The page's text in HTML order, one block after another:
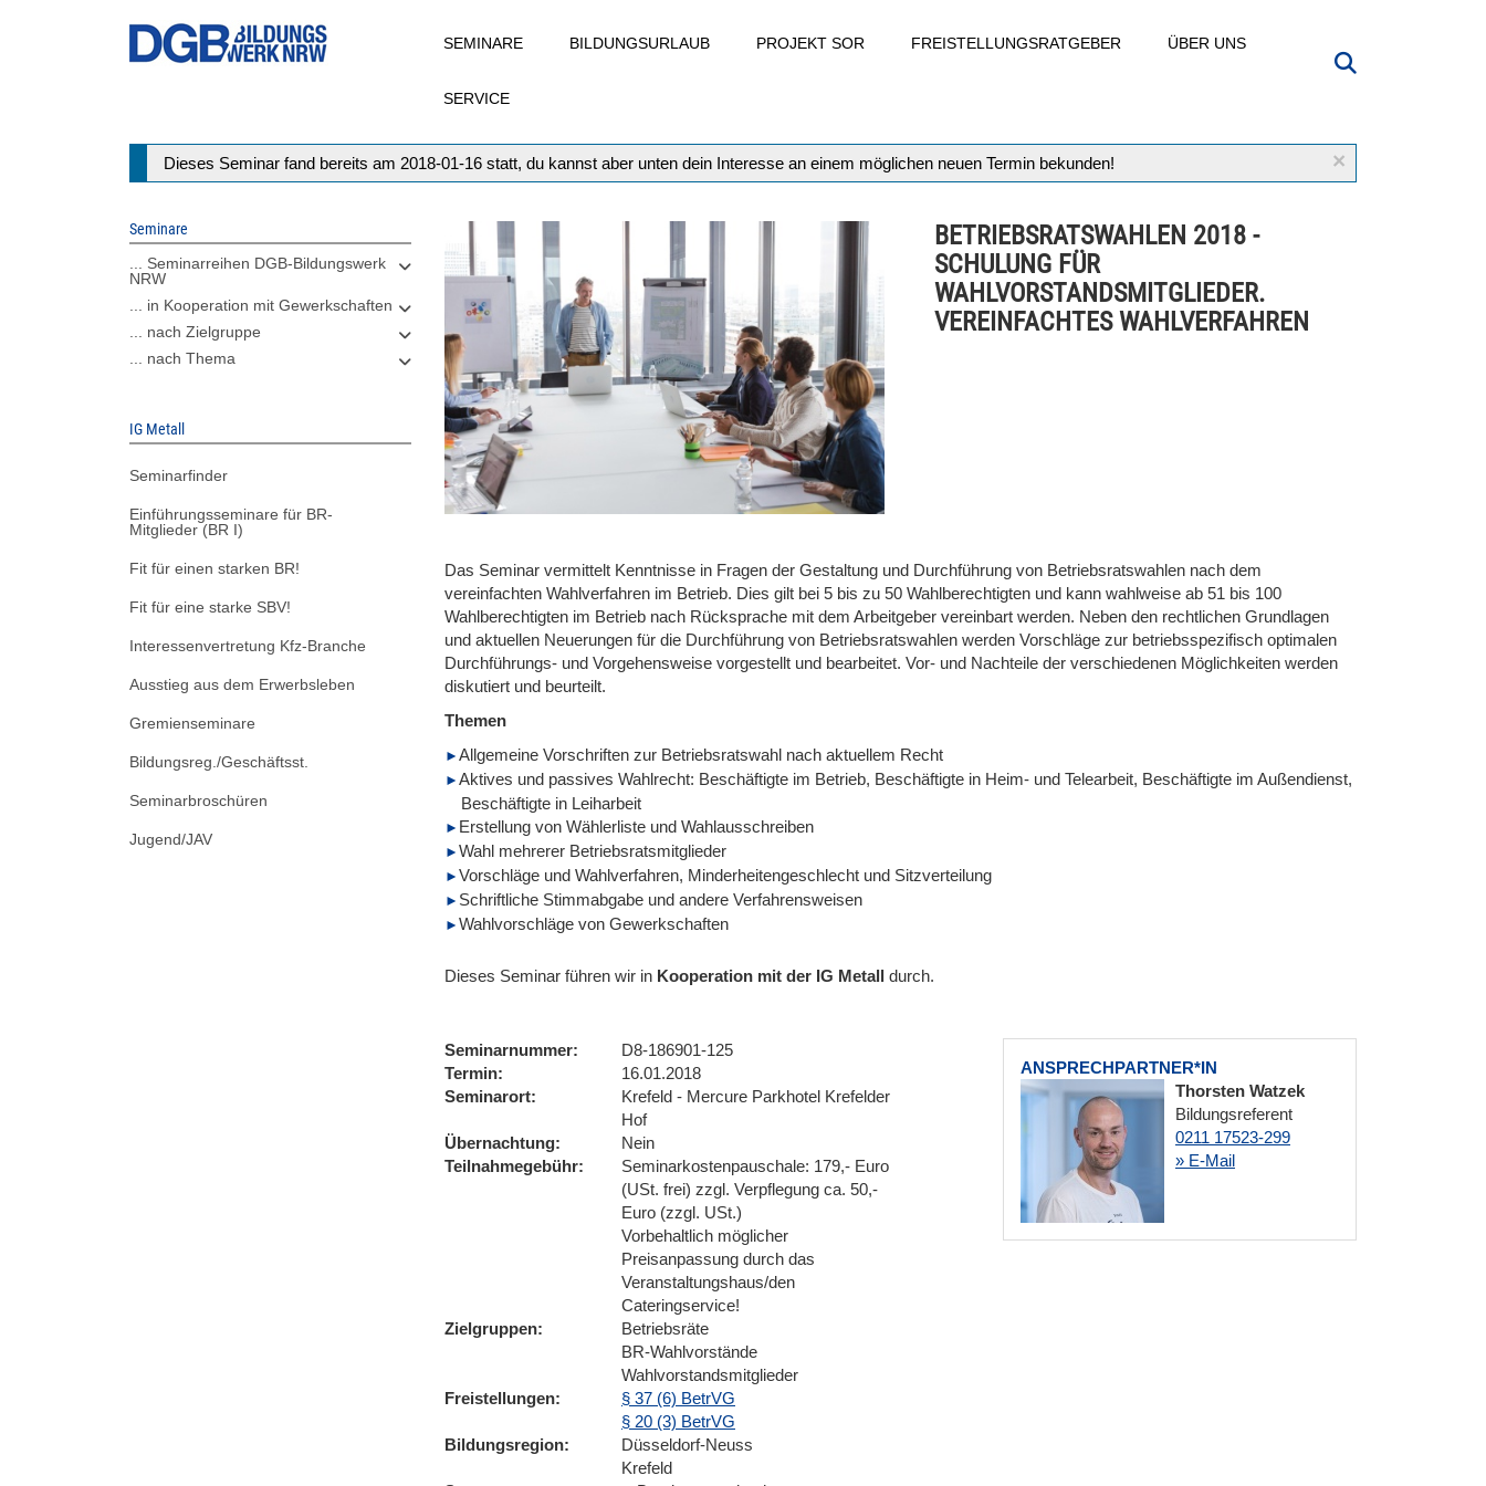
SEMINARE BILDUNGSURLAUB PROJEKT SOR FREISTELLUNGSRATGEBER ÜBER UNS
SERVICE
×
Statusmeldung
Dieses Seminar fand bereits am 2018-01-16 statt, du kannst aber unten dein Interesse an einem möglichen neuen Termin bekunden!
Seminare
... Seminarreihen DGB-Bildungswerk
NRW
... in Kooperation mit Gewerkschaften
... nach Zielgruppe
... nach Thema
IG Metall
Seminarfinder
Einführungsseminare für BR-
Mitglieder (BR I)
Fit für einen starken BR!
Fit für eine starke SBV!
Interessenvertretung Kfz-Branche
Ausstieg aus dem Erwerbsleben
Gremienseminare
Bildungsreg./Geschäftsst.
Seminarbroschüren
Jugend/JAV
BETRIEBSRATSWAHLEN 2018 -
SCHULUNG FÜR
WAHLVORSTANDSMITGLIEDER.
VEREINFACHTES WAHLVERFAHREN
Das Seminar vermittelt Kenntnisse in Fragen der Gestaltung und Durchführung von Betriebsratswahlen nach dem
vereinfachten Wahlverfahren im Betrieb. Dies gilt bei 5 bis zu 50 Wahlberechtigten und kann wahlweise ab 51 bis 100
Wahlberechtigten im Betrieb nach Rücksprache mit dem Arbeitgeber vereinbart werden. Neben den rechtlichen Grundlagen
und aktuellen Neuerungen für die Durchführung von Betriebsratswahlen werden Vorschläge zur betriebsspezifisch optimalen
Durchführungs- und Vorgehensweise vorgestellt und bearbeitet. Vor- und Nachteile der verschiedenen Möglichkeiten werden
diskutiert und beurteilt.
Themen
Allgemeine Vorschriften zur Betriebsratswahl nach aktuellem Recht
Aktives und passives Wahlrecht: Beschäftigte im Betrieb, Beschäftigte in Heim- und Telearbeit, Beschäftigte im Außendienst,
Beschäftigte in Leiharbeit
Erstellung von Wählerliste und Wahlausschreiben
Wahl mehrerer Betriebsratsmitglieder
Vorschläge und Wahlverfahren, Minderheitengeschlecht und Sitzverteilung
Schriftliche Stimmabgabe und andere Verfahrensweisen
Wahlvorschläge von Gewerkschaften
Dieses Seminar führen wir in Kooperation mit der IG Metall durch.
ANSPRECHPARTNER*IN
Thorsten Watzek
Bildungsreferent
0211 17523-299
» E-Mail
Seminarnummer
D8-186901-125
Termin
16.01.2018
Seminarort
Krefeld - Mercure Parkhotel Krefelder
Hof
Übernachtung
Nein
Teilnahmegebühr
Seminarkostenpauschale: 179,- Euro
(USt. frei) zzgl. Verpflegung ca. 50,-
Euro (zzgl. USt.)
Vorbehaltlich möglicher
Preisanpassung durch das
Veranstaltungshaus/den
Cateringservice!
Zielgruppen
Betriebsräte
BR-Wahlvorstände
Wahlvorstandsmitglieder
Freistellungen
§ 37 (6) BetrVG
§ 20 (3) BetrVG
Bildungsregion
Düsseldorf-Neuss
Krefeld